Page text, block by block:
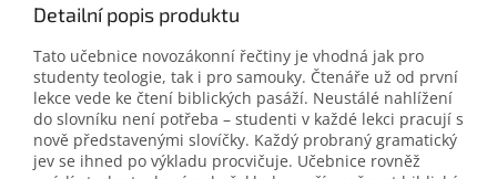
Detailní popis produktu
Tato učebnice novozákonní řečtiny je vhodná jak pro
studenty teologie, tak i pro samouky. Čtenáře už od první
lekce vede ke čtení biblických pasáží. Neustálé nahlížení
do slovníku není potřeba – studenti v každé lekci pracují s
nově představenými slovíčky. Každý probraný gramatický
jev se ihned po výkladu procvičuje. Učebnice rovněž